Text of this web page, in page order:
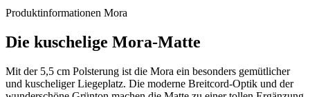
Produktinformationen Mora
Die kuschelige Mora-Matte
Mit der 5,5 cm Polsterung ist die Mora ein besonders gemütlicher
und kuscheliger Liegeplatz. Die moderne Breitcord-Optik und der